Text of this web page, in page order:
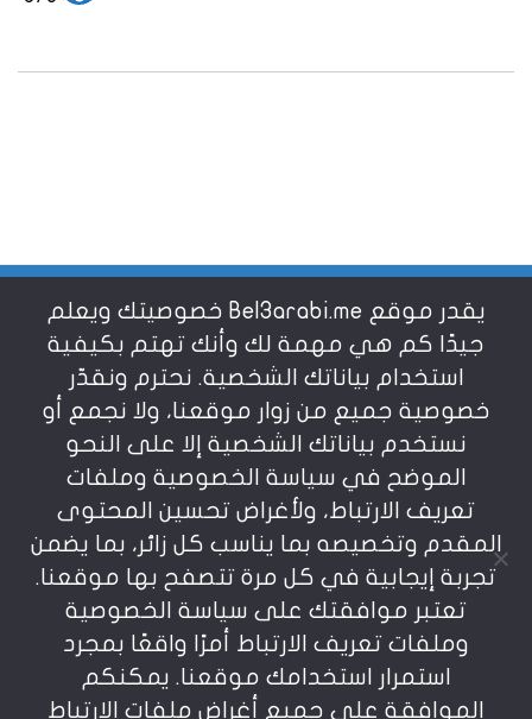
شروط الاستخدام
سياسة الخصوصية
عن بالعربي
يمنع نسخ أو إعادة استخدام المواد المنشورة على
موقعنا تحت طائلة المسؤولية، إن أي استخدام أو إعادة
يقدر موقع Bel3arabi.me خصوصيتك ويعلم
جيدًا كم هي مهمة لك وأنك تهتم بكيفية
استخدام بياناتك الشخصية. نحترم ونقدّر
خصوصية جميع من زوار موقعنا، ولا نجمع أو
نستخدم بياناتك الشخصية إلا على النحو
الموضح في سياسة الخصوصية وملفات
تعريف الارتباط، ولأغراض تحسين المحتوى
المقدم وتخصيصه بما يناسب كل زائر، بما يضمن
تجربة إيجابية في كل مرة تتصفح بها موقعنا.
تعتبر موافقتك على سياسة الخصوصية
وملفات تعريف الارتباط أمرًا واقعًا بمجرد
استمرار استخدامك موقعنا. يمكنكم
الموافقة على جميع أغراض ملفات الارتباط